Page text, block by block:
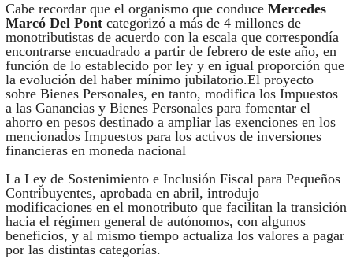
Cabe recordar que el organismo que conduce Mercedes
Marcó Del Pont categorizó a más de 4 millones de
monotributistas de acuerdo con la escala que correspondía
encontrarse encuadrado a partir de febrero de este año, en
función de lo establecido por ley y en igual proporción que
la evolución del haber mínimo jubilatorio.El proyecto
sobre Bienes Personales, en tanto, modifica los Impuestos
a las Ganancias y Bienes Personales para fomentar el
ahorro en pesos destinado a ampliar las exenciones en los
mencionados Impuestos para los activos de inversiones
financieras en moneda nacional
La Ley de Sostenimiento e Inclusión Fiscal para Pequeños
Contribuyentes, aprobada en abril, introdujo
modificaciones en el monotributo que facilitan la transición
hacia el régimen general de autónomos, con algunos
beneficios, y al mismo tiempo actualiza los valores a pagar
por las distintas categorías.